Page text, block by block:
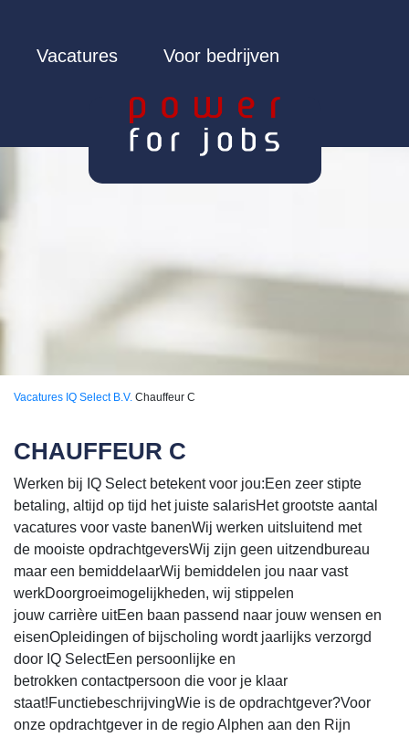
Vacatures Voor bedrijven
Vacatures IQ Select B.V. Chauffeur C
CHAUFFEUR C
Werken bij IQ Select betekent voor jou:Een zeer stipte
betaling, altijd op tijd het juiste salarisHet grootste aantal
vacatures voor vaste banenWij werken uitsluitend met
de mooiste opdrachtgeversWij zijn geen uitzendbureau
maar een bemiddelaarWij bemiddelen jou naar vast
werkDoorgroeimogelijkheden, wij stippelen
jouw carrière uitEen baan passend naar jouw wensen en
eisenOpleidingen of bijscholing wordt jaarlijks verzorgd
door IQ SelectEen persoonlijke en
betrokken contactpersoon die voor je klaar
staat!FunctiebeschrijvingWie is de opdrachtgever?Voor
onze opdrachtgever in de regio Alphen aan den Rijn